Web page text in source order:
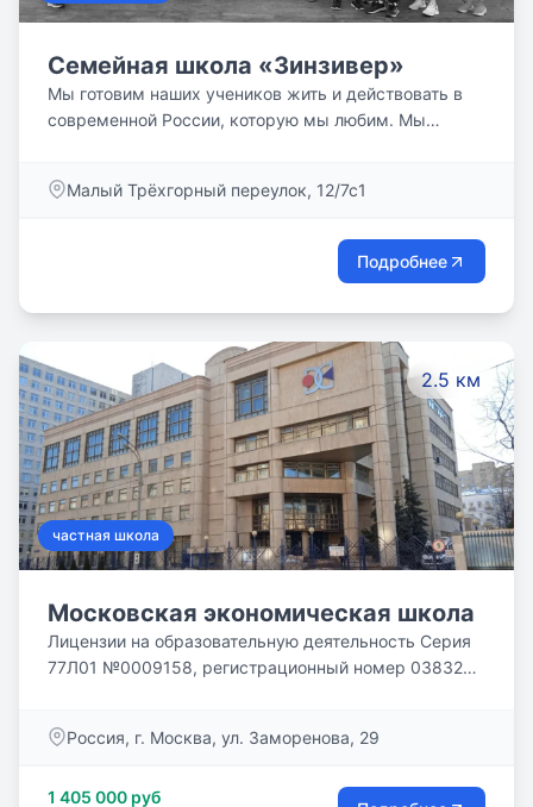
Cемейная школа «Зинзивер»
Мы готовим наших учеников жить и действовать в
современной России, которую мы любим. Мы
чувства точно и ясно. — Читать, понимать и
актуальные общественные проблемы. — Решать
практические жизненные задачи. — Работать
Малый Трёхгорный переулок, 12/7с1
Подробнее
2.5 км
частная школа
Московская экономическая школа
Лицензии на образовательную деятельность Серия
77Л01 №0009158, регистрационный номер 038322
апреля 2017 года
Россия, г. Москва, ул. Заморенова, 29
1 405 000 руб